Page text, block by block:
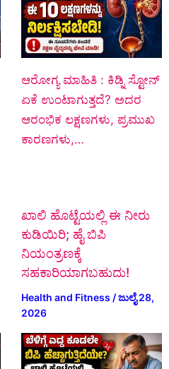
ಆರೋಗ್ಯ ಮಾಹಿತಿ : ಕಿಡ್ನಿ ಸ್ಟೋನ್‌
ಏಕೆ ಉಂಟಾಗುತ್ತದೆ? ಅದರ
ಆರಂಭಿಕ ಲಕ್ಷಣಗಳು, ಪ್ರಮುಖ
ಕಾರಣಗಳು,…
ಖಾಲಿ ಹೊಟ್ಟೆಯಲ್ಲಿ ಈ ನೀರು
ಕುಡಿಯಿರಿ; ಹೈ ಬಿಪಿ
ನಿಯಂತ್ರಣಕ್ಕೆ
ಸಹಕಾರಿಯಾಗಬಹುದು!
Health and Fitness /ಜುಲೈ 28,
2026